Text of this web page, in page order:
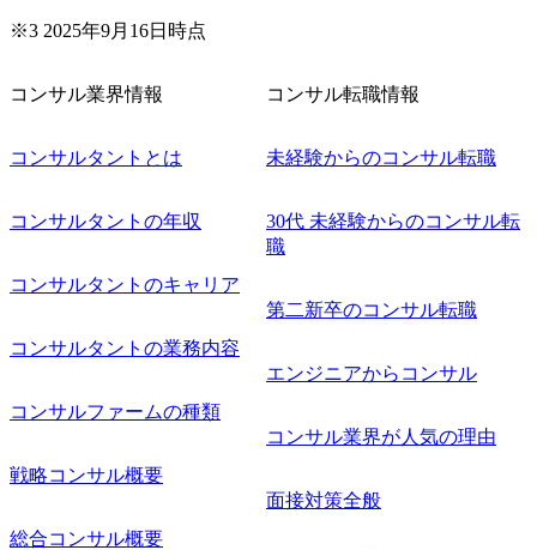
く可能性がございます。 このたび、ファーム経験者の方を
できる機会ですので、ぜひご参加ください。 当日はXspear
名参加する予定です！ ●費用 : 無料 虎ノ門ヒルズ付近 ※詳
している方
※3 2025年9月16日時点
コンサル業界情報
コンサルタントとは
コンサルタントの年収
コンサルタントのキャリア
コンサルタントの業務内容
コンサルファームの種類
戦略コンサル概要
総合コンサル概要
コンサル転職情報
未経験からのコンサル転職
30代 未経験からのコンサル転
職
第二新卒のコンサル転職
エンジニアからコンサル
コンサル業界が人気の理由
面接対策全般